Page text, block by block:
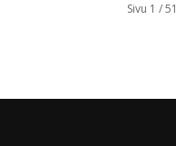
Sivu 1 / 51